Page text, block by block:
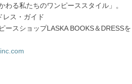
わる私たちのワンピーススタイル」。
レス・ガイド
ースショップLASKA BOOKS＆DRESSを